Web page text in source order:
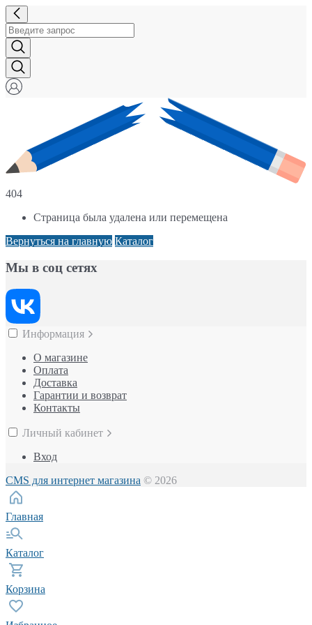
404
Страница была удалена или перемещена
Вернуться на главную Каталог
Мы в соц сетях
Информация
О магазине
Оплата
Доставка
Гарантии и возврат
Контакты
Личный кабинет
Вход
CMS для интернет магазина © 2026
Главная
Каталог
Корзина